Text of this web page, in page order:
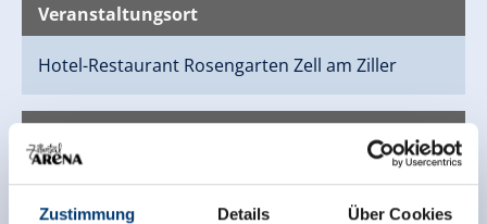
Zustimmung Details Über Cookies
Veranstaltungsort
Hotel-Restaurant Rosengarten Zell am Ziller
Hotel-Restaurant Rosengarten
Rosengartenweg 14